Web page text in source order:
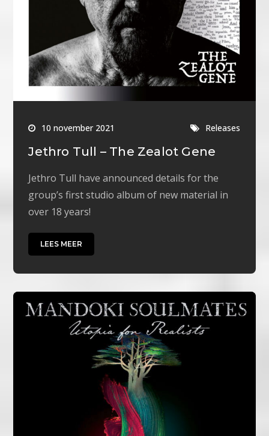
10 november 2021 Releases
Jethro Tull – The Zealot Gene
Jethro Tull have announced details for the
group’s first studio album of new material in
over 18 years!
LEES MEER